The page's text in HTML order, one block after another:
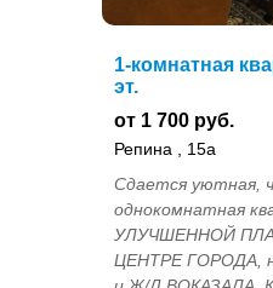
1-комнатная
эт.
от 1 700 руб.
Репина , 15а
Сдается уютная,
однокомнатная
УЛУЧШЕННОЙ
ЦЕНТРЕ ГОРОДА,